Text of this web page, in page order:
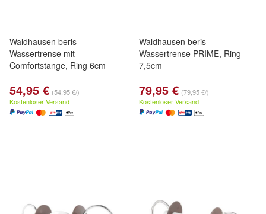
Waldhausen beris
Wassertrense mit
Comfortstange, Ring 6cm
54,95 € (54,95 €/)
Kostenloser Versand
Waldhausen beris
Wassertrense PRIME, Ring
7,5cm
79,95 € (79,95 €/)
Kostenloser Versand